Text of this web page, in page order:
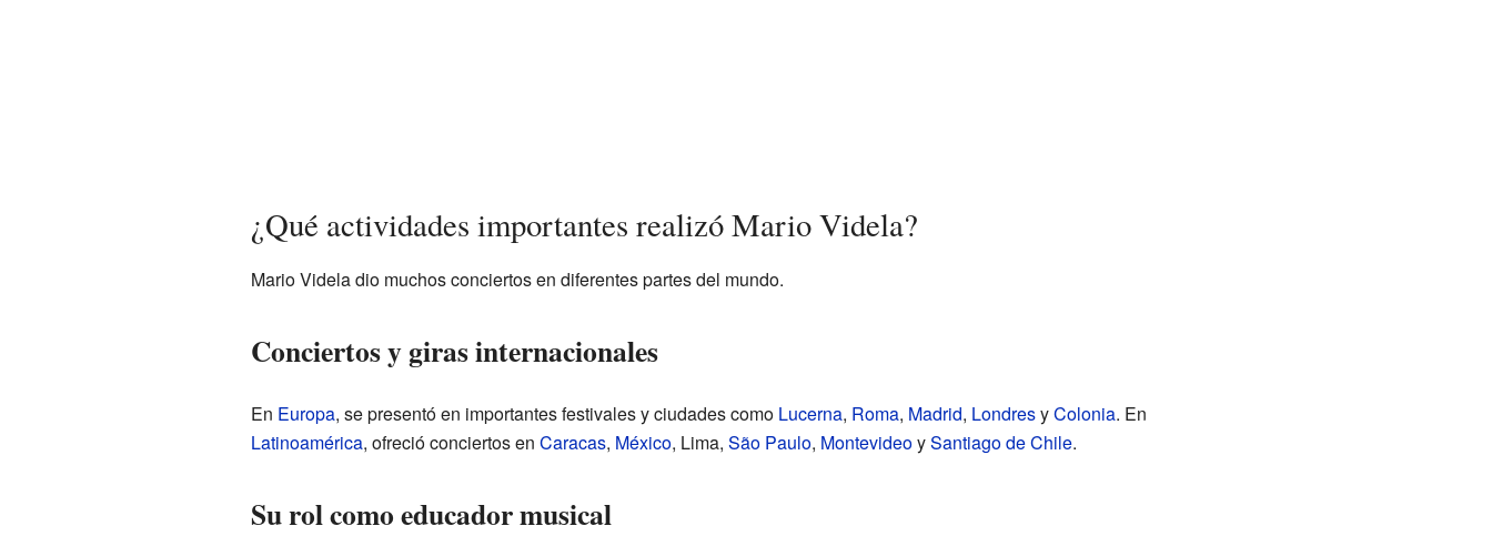
¿Qué actividades importantes realizó Mario Videla?
Mario Videla dio muchos conciertos en diferentes partes del mundo.
Conciertos y giras internacionales
En Europa, se presentó en importantes festivales y ciudades como Lucerna, Roma, Madrid, LondresyColonia. En
Latinoamérica, ofreció conciertos en Caracas, México, Lima, São Paulo, MontevideoySantiago de Chile.
Su rol como educador musical